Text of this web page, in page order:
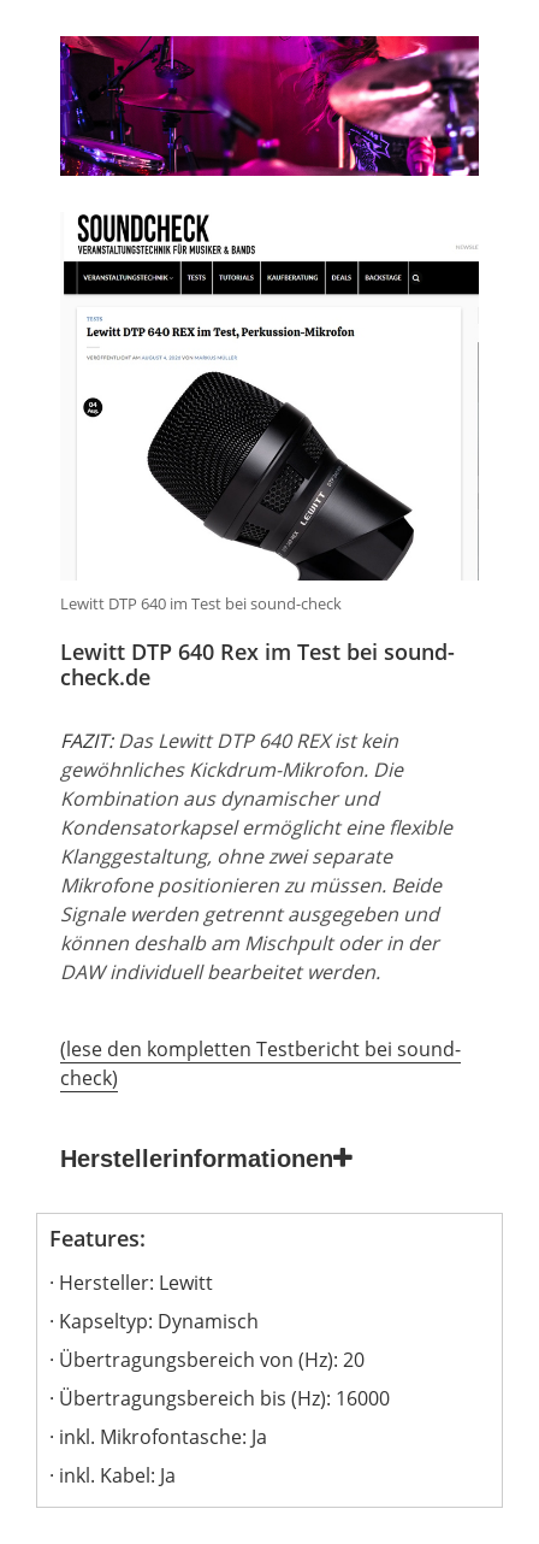
Lewitt DTP 640 im Test bei sound-check
Lewitt DTP 640 Rex im Test bei sound-
check.de
FAZIT:Das Lewitt DTP 640 REX ist kein
gewöhnliches Kickdrum-Mikrofon. Die
Kombination aus dynamischer und
Kondensatorkapsel ermöglicht eine flexible
Klanggestaltung, ohne zwei separate
Mikrofone positionieren zu müssen. Beide
Signale werden getrennt ausgegeben und
können deshalb am Mischpult oder in der
DAW individuell bearbeitet werden.
(lese den kompletten Testbericht bei sound-
check)
Herstellerinformationen
Features:
Hersteller: Lewitt
Kapseltyp: Dynamisch
Übertragungsbereich von (Hz): 20
Übertragungsbereich bis (Hz): 16000
inkl. Mikrofontasche: Ja
inkl. Kabel: Ja